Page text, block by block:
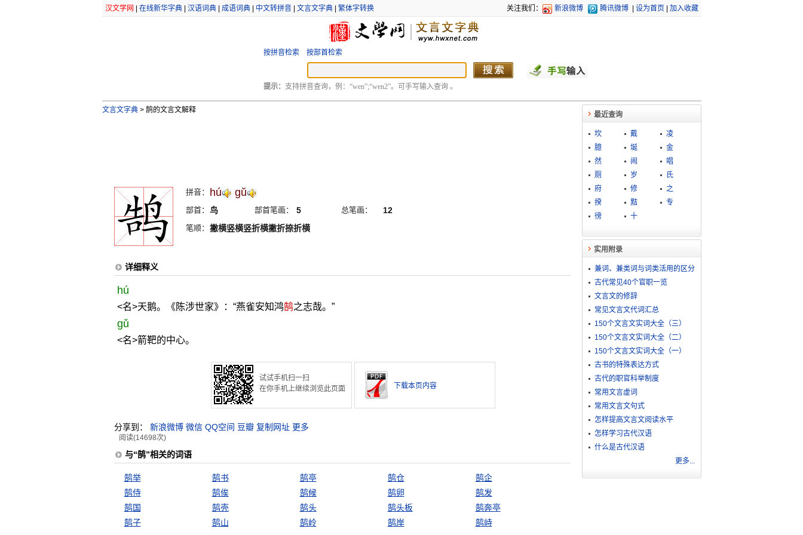
汉文学网 在线新华字典| 汉语词典| 成语词典| 中文转拼音| 文言文字典| 繁体字转换 关注我们： 新浪微博 腾讯微博 设为首页 加入收藏
按拼音检索 按部首检索
提示： 支持拼音查询，例：“wen”;“wen2”。可手写输入查询 。
文言文字典 >鹄的文言文解释
拼音： hú gŭ
部首： 鸟 部首笔画： 5 总笔画： 12
笔顺： 撇横竖横竖折横撇折捺折横
详细释义
hú
<名>天鹅。《陈涉世家》：“燕雀安知鸿鹄之志哉。”
gǔ
<名>箭靶的中心。
试试手机扫一扫
在你手机上继续浏览此页面
下载本页内容
分享到： 新浪微博 微信 QQ空间 豆瓣 复制网址 更多
阅读(14698次)
与“鹄”相关的词语
鹄举 鹄书 鹄亭 鹄仓
鹄企
鹄侍
鹄俟 鹄候 鹄卵
鹄发
鹄国
鹄壳 鹄头 鹄头板
鹄奔亭
鹄子
鹄山 鹄岭 鹄岸 鹄峙
最近查询
坎 戴
凌
臆
埏
金
然
闹
唱
厕
岁
氏
府
修
之
揆
黠
专
徬
十
实用附录
兼词、兼类词与词类活用的区分
古代常见40个官职一览
文言文的修辞
常见文言文代词汇总
150个文言文实词大全（三）
150个文言文实词大全（二）
150个文言文实词大全（一）
古书的特殊表达方式
古代的职官科举制度
常用文言虚词
常用文言文句式
怎样提高文言文阅读水平
怎样学习古代汉语
什么是古代汉语
更多...